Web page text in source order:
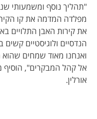
"תהליך נוסף ומשמעותי
מפלדה המדמה את קו
את קירות האבן התלויים
הנדסיים ולוגיסטיים
ואנחנו מאוד שמחים שהוא
אל קהל המבקרים", הוסיף
אורלין.